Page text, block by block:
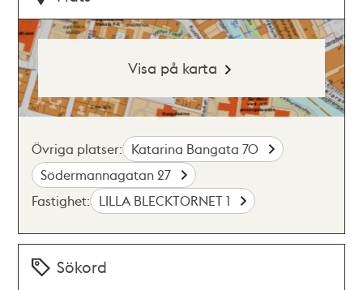
Visa på karta
Övriga platser: Katarina Bangata 70
Södermannagatan 27
Fastighet: LILLA BLECKTORNET 1
Sökord